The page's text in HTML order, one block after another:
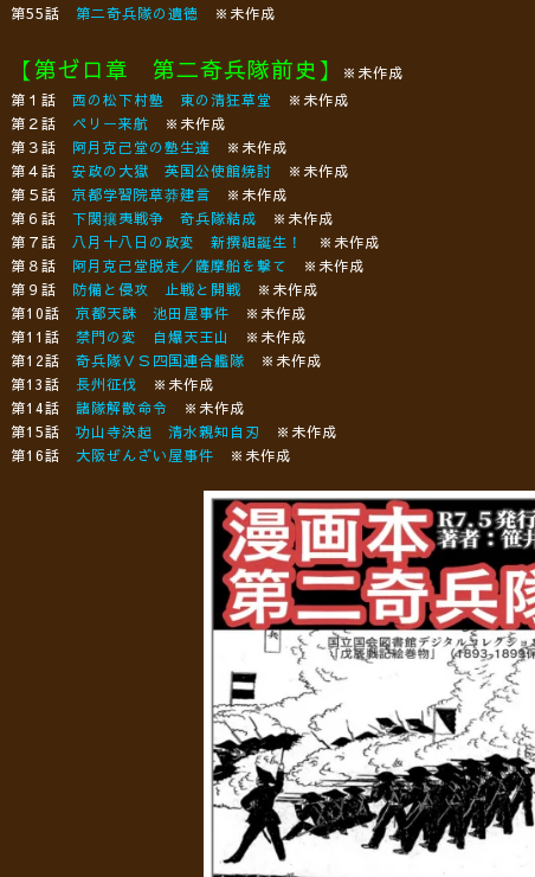
第55話 第二奇兵隊の遺徳 ※未作成
【第ゼロ章 第二奇兵隊前史】
※未作成
第１話 西の松下村塾 東の清狂草堂
※未作成
第２話 ペリー来航 ※未作成
第３話 阿月克己堂の塾生達 ※未作成
第４話 安政の大獄 英国公使館焼討 ※未作成
第５話 京都学習院草莽建言 ※未作成
第６話 下関攘夷戦争 奇兵隊結成 ※未作成
第７話 八月十八日の政変 新撰組誕生！
※未作成
第８話 阿月克己堂脱走／薩摩船を撃て
※未作成
第９話 防備と侵攻 止戦と開戦 ※未作成
第10話 京都天誅 池田屋事件 ※未作成
第11話 禁門の変 自爆天王山
※未作成
第12話 奇兵隊ＶＳ四国連合艦隊 ※未作成
第13話 長州征伐 ※未作成
第14話 諸隊解散命令
※未作成
第15話 功山寺決起 清水親知自刃
※未作成
第16話 大阪ぜんざい屋事件 ※未作成